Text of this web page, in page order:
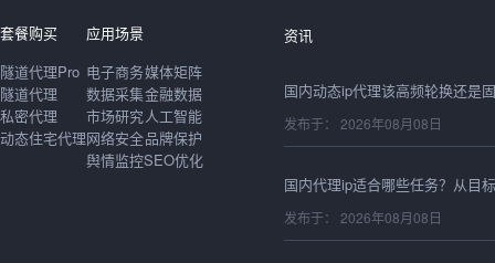
套餐购买
隧道代理Pro
隧道代理
私密代理
动态住宅代理
应用场景
电子商务
数据采集
市场研究
网络安全
舆情监控
媒体矩阵
金融数据
人工智能
品牌保护
SEO优化
资讯
发布于： 2026年08月08日
发布于： 2026年08月08日
发布于： 2026年08月08日